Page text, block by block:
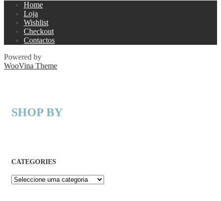
Home
Loja
Wishlist
Checkout
Contactos
Powered by
WooVina Theme
SHOP BY
CATEGORIES